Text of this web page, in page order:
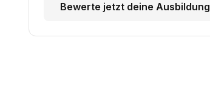
Bewerte jetzt deine Ausbildung